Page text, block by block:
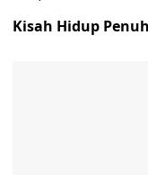
Kisah Hidup